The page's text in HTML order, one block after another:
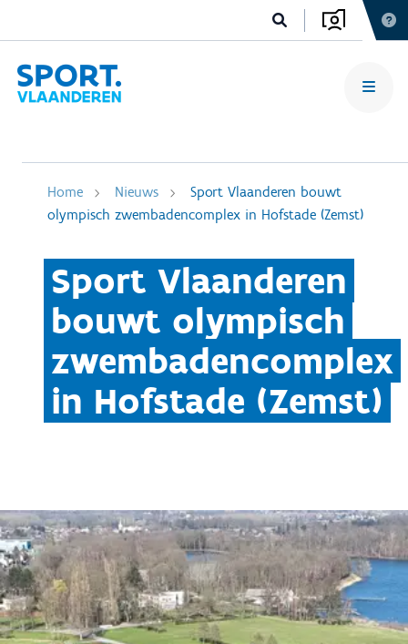
Home Nieuws
Sport Vlaanderen bouwt
olympisch zwembadencomplex in Hofstade (Zemst)
Sport Vlaanderen
bouwt olympisch
zwembadencomplex
in Hofstade (Zemst)